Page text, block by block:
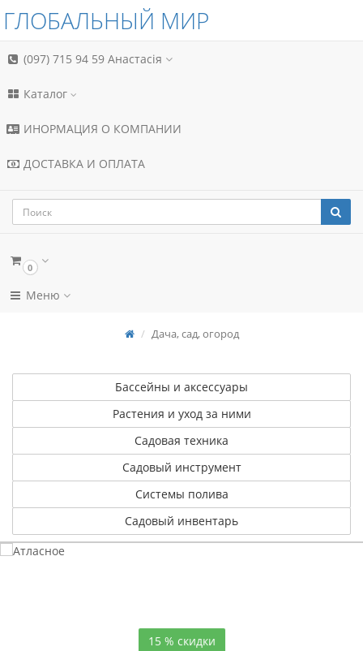
ГЛОБАЛЬНЫЙ МИР
(097) 715 94 59 Анастасія
Каталог
ИНОРМАЦИЯ О КОМПАНИИ
ДОСТАВКА И ОПЛАТА
0
Меню
Дача, сад, огород
Бассейны и аксессуары
Растения и уход за ними
Садовая техника
Садовый инструмент
Системы полива
Садовый инвентарь
15 % скидки